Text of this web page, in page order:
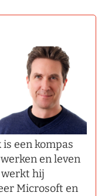
een kompas
en leven
werkt hij
Microsoft en